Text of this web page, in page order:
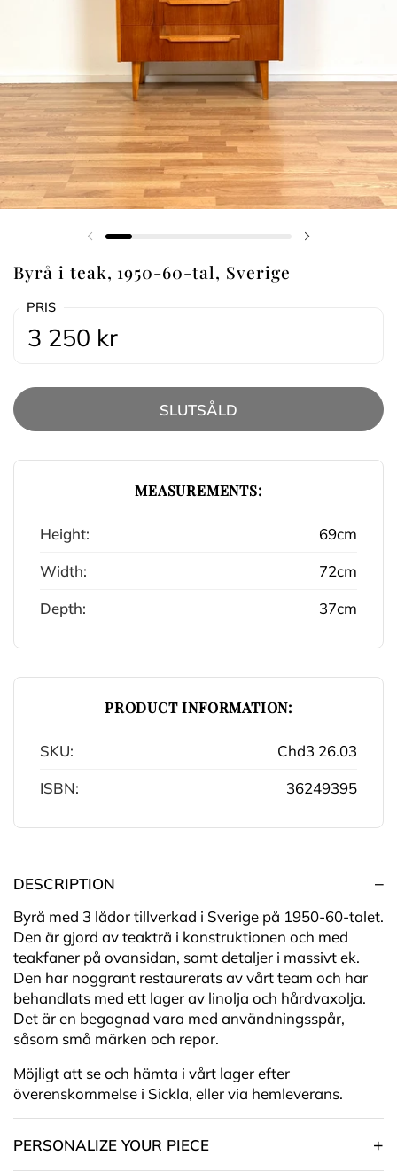
Föregående bild
Byrå i teak, 1950-60-tal, Sverige
PRIS
3 250 kr
SLUTSÅLD
MEASUREMENTS:
Height:
69cm
Width:
72cm
Depth:
37cm
PRODUCT INFORMATION:
SKU:
Chd3 26.03
ISBN:
36249395
DESCRIPTION
Byrå med 3 lådor tillverkad i Sverige på 1950-60-talet.
Den är gjord av teakträ i konstruktionen och med
teakfaner på ovansidan, samt detaljer i massivt ek.
Den har noggrant restaurerats av vårt team och har
behandlats med ett lager av linolja och hårdvaxolja.
Det är en begagnad vara med användningsspår,
såsom små märken och repor.
Möjligt att se och hämta i vårt lager efter
överenskommelse i Sickla, eller via hemleverans.
PERSONALIZE YOUR PIECE